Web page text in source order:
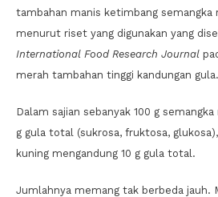
tambahan manis ketimbang semangka
menurut riset yang digunakan yang
International Food Research Journal
merah tambahan tinggi kandungan gula.
Dalam sajian sebanyak 100 g
g gula total (sukrosa, fruktosa,
kuning mengandung 10 g gula total.
Jumlahnya memang tak berbeda jauh.